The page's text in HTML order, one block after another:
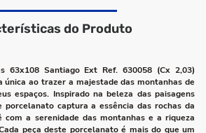
do Produto
63x108 Santiago Ext Ref. 630058 (Cx 2,03)
única ao trazer a majestade das montanhas de
espaços. Inspirado na beleza das paisagens
porcelanato captura a essência das rochas da
com a serenidade das montanhas e a riqueza
peça deste porcelanato é mais do que um